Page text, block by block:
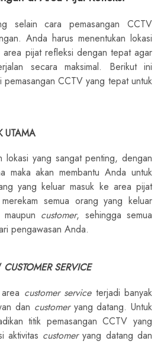
selain cara pemasangan CCTV
Anda harus menentukan lokasi
pijat refleksi dengan tepat agar
secara maksimal. Berikut ini
pemasangan CCTV yang tepat untuk
UTAMA
lokasi yang sangat penting, dengan
maka akan membantu Anda untuk
yang keluar masuk ke area pijat
semua orang yang keluar
customer, sehingga semua
pengawasan Anda.
CUSTOMER SERVICE
customer serviceterjadi banyak
dan customeryang datang. Untuk
titik pemasangan CCTV yang
aktivitas customeryang datang dan